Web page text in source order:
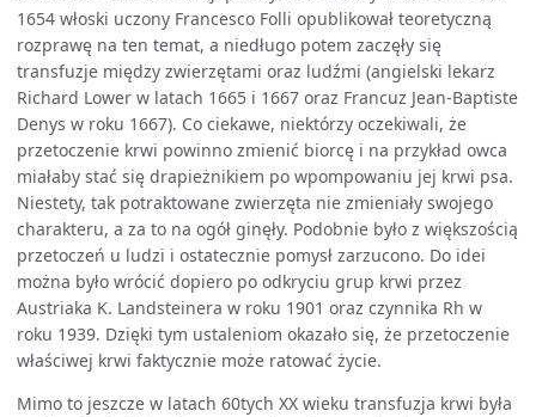
1654 włoski uczony Francesco Folli opublikował teoretyczną
rozprawę na ten temat, a niedługo potem zaczęły się
transfuzje między zwierzętami oraz ludźmi (angielski lekarz
Richard Lower w latach 1665 i 1667 oraz Francuz Jean-Baptiste
Denys w roku 1667). Co ciekawe, niektórzy oczekiwali, że
przetoczenie krwi powinno zmienić biorcę i na przykład owca
miałaby stać się drapieżnikiem po wpompowaniu jej krwi psa.
Niestety, tak potraktowane zwierzęta nie zmieniały swojego
charakteru, a za to na ogół ginęły. Podobnie było z większością
przetoczeń u ludzi i ostatecznie pomysł zarzucono. Do idei
można było wrócić dopiero po odkryciu grup krwi przez
Austriaka K. Landsteinera w roku 1901 oraz czynnika Rh w
roku 1939. Dzięki tym ustaleniom okazało się, że przetoczenie
właściwej krwi faktycznie może ratować życie.
Mimo to jeszcze w latach 60tych XX wieku transfuzja krwi była